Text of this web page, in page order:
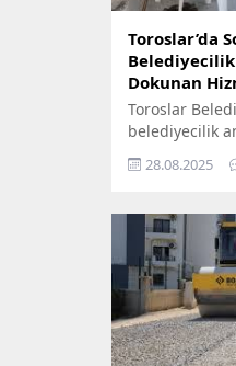
Toroslar’da
Dokunan
Toroslar
belediyecilik
vatandaşların
dokunmaya
özel
ve şehit
şefkatli elini
yanlarında
Sosyal Destek
Müdürlüğü’ne
Şefliği ile
28.08.2025